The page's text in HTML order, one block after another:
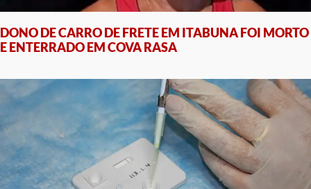
DONO DE CARRO DE FRETE EM ITABUNA FOI MORTO
E ENTERRADO EM COVA RASA